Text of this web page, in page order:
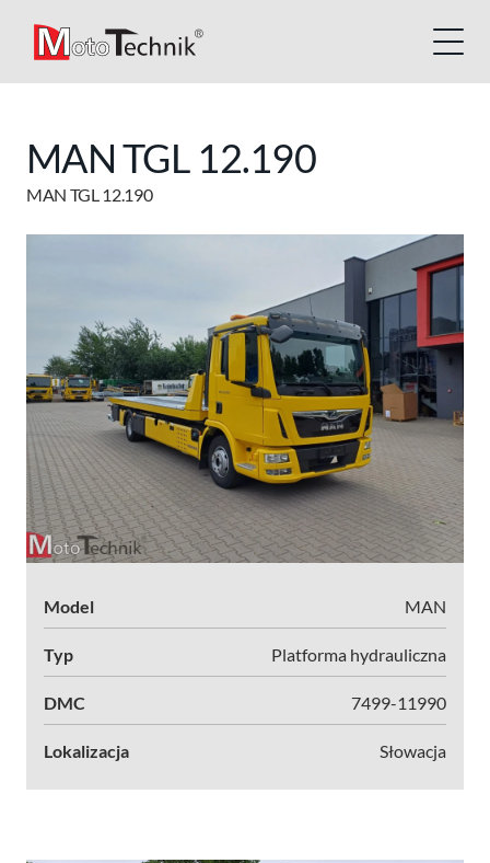
MAN TGL 12.190
MAN TGL 12.190
Model MAN
Typ Platforma hydrauliczna
DMC 7499-11990
Lokalizacja Słowacja